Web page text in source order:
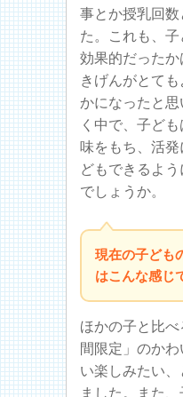
事とか授乳回
た。これも、
効果的だったか
きげんがとて
かになったと
く中で、子ど
味をもち、活
どもできるよ
でしょうか。
現在の子ども
はこんな感じ
ほかの子と比
間限定」のか
い楽しみたい、
ました。また